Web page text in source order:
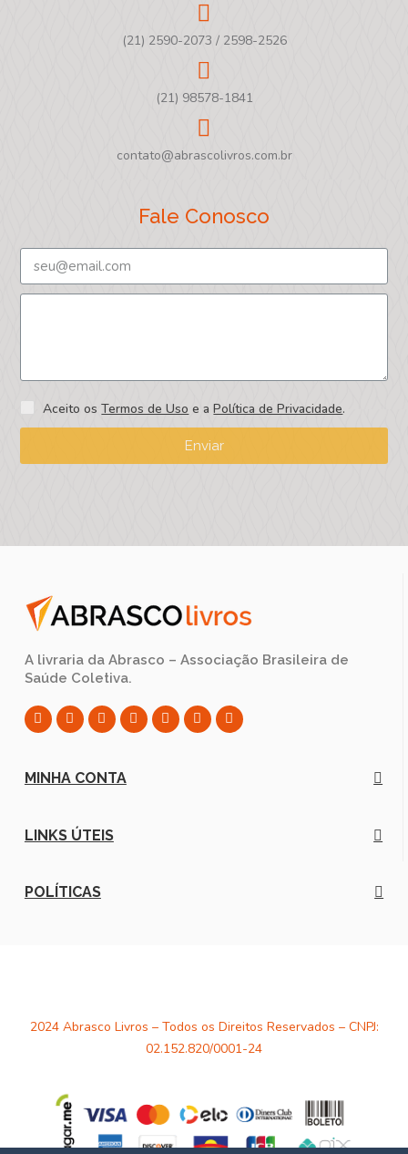
(21) 2590-2073 / 2598-2526
(21) 98578-1841
contato@abrascolivros.com.br
Fale Conosco
Aceito osTermos de Uso e aPolítica de Privacidade.
Enviar
A livraria da Abrasco – Associação Brasileira de
Saúde Coletiva.
MINHA CONTA
LINKS ÚTEIS
POLÍTICAS
2024 Abrasco Livros – Todos os Direitos Reservados – CNPJ:
02.152.820/0001-24